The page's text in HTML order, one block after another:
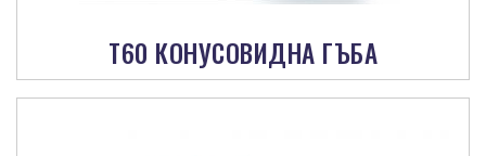
Т60 КОНУСОВИДНА ГЪБА